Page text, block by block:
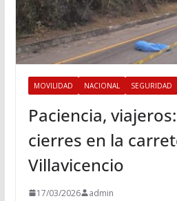
MOVILIDAD NACIONAL SEGURIDAD
Paciencia,
cierres en la
Villavicencio
17/03/2026 admin